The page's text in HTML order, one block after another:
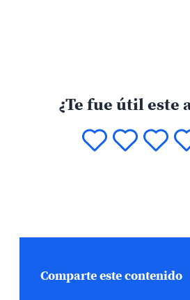
¿Te fue útil este
Comparte este contenido